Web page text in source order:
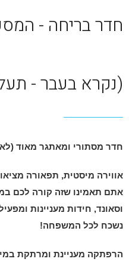
חדר בריחה -
(נקרא בעבר -
חדר מסתורי ומאתגר מאוד
אווירה מיסטית, תפאורה
אתם תאמינו שזה קורה לכם
וסאונד, חידות מעניינות
נשכח לכל המשפחה!
הרפתקה מעניינת ומרתקת